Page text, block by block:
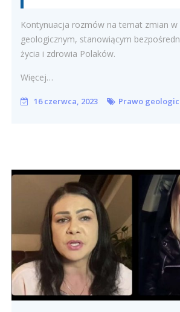
Kontynuacja rozmów na temat zmian w
geologicznym, stanowiącym
życia i zdrowia Polaków.
Więcej…
16 czerwca, 2023 Prawo